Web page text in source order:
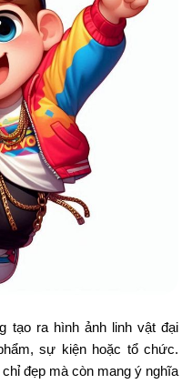
tạo ra hình ảnh linh vật đại
sự kiện hoặc tổ chức.
đẹp mà còn mang ý nghĩa